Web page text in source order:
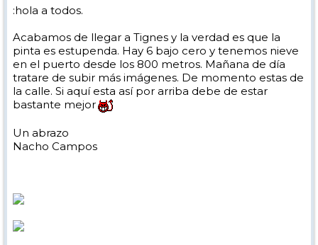
:hola a todos.
Acabamos de llegar a Tignes y la verdad es que la
pinta es estupenda. Hay 6 bajo cero y tenemos nieve
en el puerto desde los 800 metros. Mañana de día
tratare de subir más imágenes. De momento estas de
la calle. Si aquí esta así por arriba debe de estar
bastante mejor
Un abrazo
Nacho Campos